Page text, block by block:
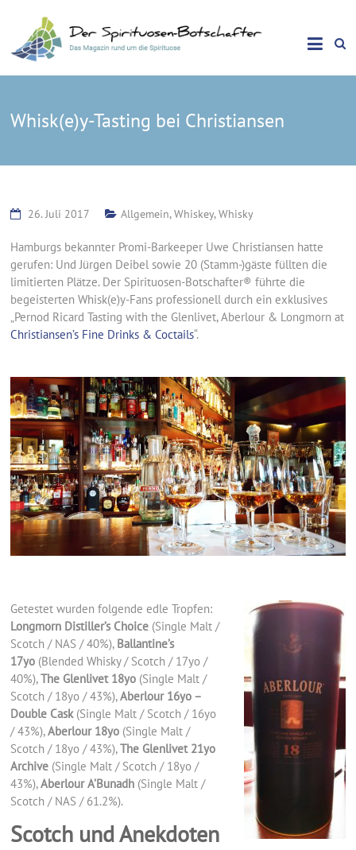
Spirituosen Botschafter
Whisk(e)y-Tasting bei Christiansen
26. Juli 2017 Allgemein,Whiskey,Whisky
Hamburgs bekannter Promi-Barkeeper Uwe Christiansen hatte
gerufen: Und Jürgen Deibel sowie 20 (Stamm-)gäste füllten die
limitierten Plätze. Der Spirituosen-Botschafter® führte die
begeisterten Whisk(e)y-Fans professionell durch ein exklusives
„Pernod Ricard Tasting with the Glenlivet, Aberlour & Longmorn at
Christiansen’s Fine Drinks & Coctails“.
Getestet wurden folgende edle Tropfen:
Longmorn Distiller’s Choice (Single Malt /
Scotch / NAS / 40%), Ballantine’s
17yo (Blended Whisky / Scotch / 17yo /
40%),The Glenlivet 18yo (Single Malt /
Scotch / 18yo / 43%),Aberlour 16yo –
Double Cask(Single Malt / Scotch / 16yo
/ 43%),Aberlour 18yo (Single Malt /
Scotch / 18yo / 43%),The Glenlivet 21yo
Archive (Single Malt / Scotch / 18yo /
43%),Aberlour A’Bunadh (Single Malt /
Scotch / NAS / 61.2%).
Scotch undAnekdoten